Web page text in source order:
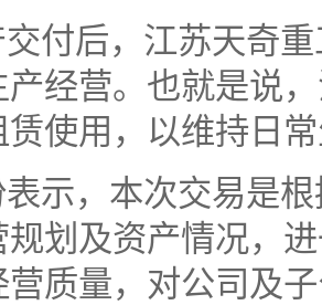
付后，江苏天奇
产经营。也就是说
赁使用，以维持日
示，本次交易是
规划及资产情况，
质量，对公司及